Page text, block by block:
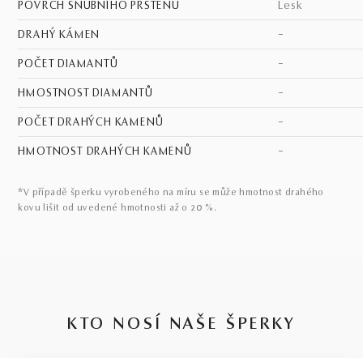
POVRCH SNUBNÍHO PRSTENU lesk
DRAHÝ KÁMEN –
POČET DIAMANTŮ –
HMOSTNOST DIAMANTŮ –
POČET DRAHÝCH KAMENŮ –
HMOTNOST DRAHÝCH KAMENŮ –
*V případě šperku vyrobeného na míru se může hmotnost drahého
kovu lišit od uvedené hmotnosti až o 20 %.
KTO NOSÍ NAŠE ŠPERKY